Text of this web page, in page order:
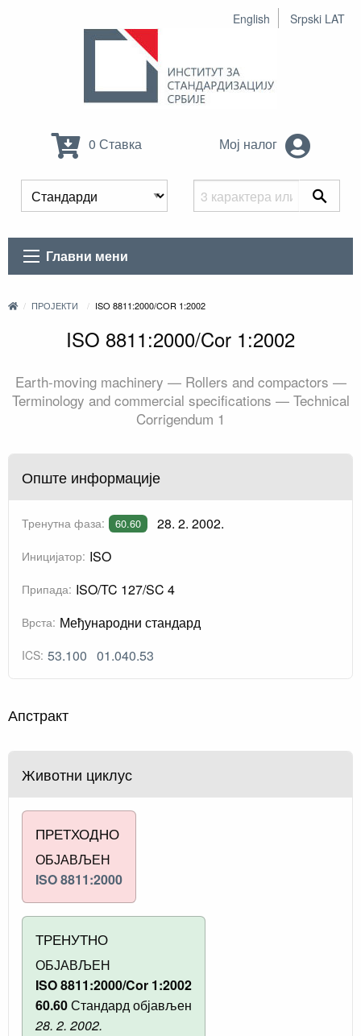
English Srpski LAT
0 Ставка Мој налог
Главни мени
ПРОЈЕКТИ ISO 8811:2000/COR 1:2002
ISO 8811:2000/Cor 1:2002
Earth-moving machinery — Rollers and compactors —
Terminology and commercial specifications — Technical
Corrigendum 1
Опште информације
Тренутна фаза: 60.60 28. 2. 2002.
Иницијатор: ISO
Припада: ISO/TC 127/SC 4
Врста: Међународни стандард
ICS: 53.100 01.040.53
Апстракт
Животни циклус
ПРЕТХОДНО
ОБЈАВЉЕН
ISO 8811:2000
ТРЕНУТНО
ОБЈАВЉЕН
ISO 8811:2000/Cor 1:2002
60.60Стандард објављен
28. 2. 2002.